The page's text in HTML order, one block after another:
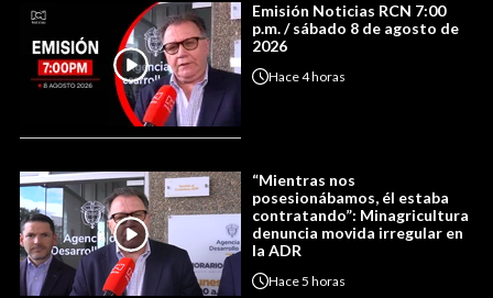
Emisión Noticias RCN 7:00
p.m. / sábado 8 de agosto de
2026
Hace4 horas
“Mientras nos
posesionábamos, él estaba
contratando”: Minagricultura
denuncia movida irregular en
la ADR
Hace5 horas